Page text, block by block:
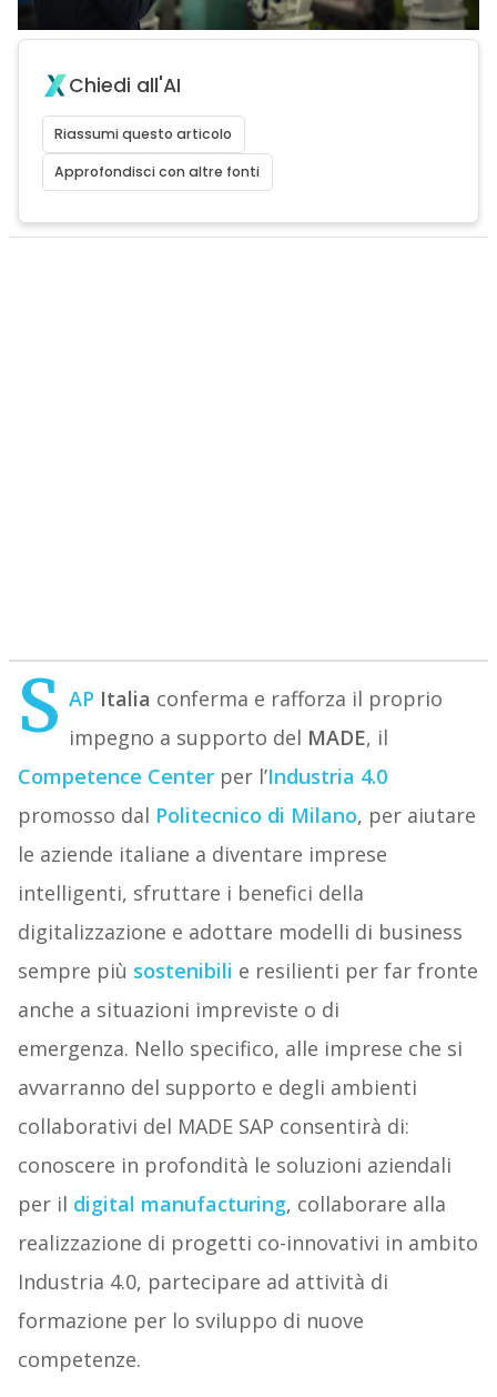
Chiedi all'AI
Riassumi questo articolo
Approfondisci con altre fonti
S AP Italia conferma e rafforza il proprio
impegno a supporto del MADE, il
Competence Centerper l’Industria 4.0
promosso dal Politecnico di Milano, per aiutare
le aziende italiane a diventare imprese
intelligenti, sfruttare i benefici della
digitalizzazione e adottare modelli di business
sempre più sostenibili e resilienti per far fronte
anche a situazioni impreviste o di
emergenza. Nello specifico, alle imprese che si
avvarranno del supporto e degli ambienti
collaborativi del MADE SAP consentirà di:
conoscere in profondità le soluzioni aziendali
per il digital manufacturing, collaborare alla
realizzazione di progetti co-innovativi in ambito
Industria 4.0, partecipare ad attività di
formazione per lo sviluppo di nuove
competenze.